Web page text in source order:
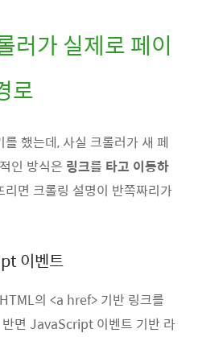
러가 실제로 페이
로
했는데, 사실 크롤러가 새 페
인 방식은 링크를 타고 이동하
면 크롤링 설명이 반쪽짜리가
이벤트
의 <a href> 기반 링크를
면 JavaScript 이벤트 기반 라